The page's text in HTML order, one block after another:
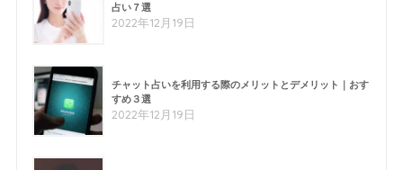
占い７選
2022年12月19日
チャット占いを利用する際のメリットとデメリット｜おす
すめ３選
2022年12月19日